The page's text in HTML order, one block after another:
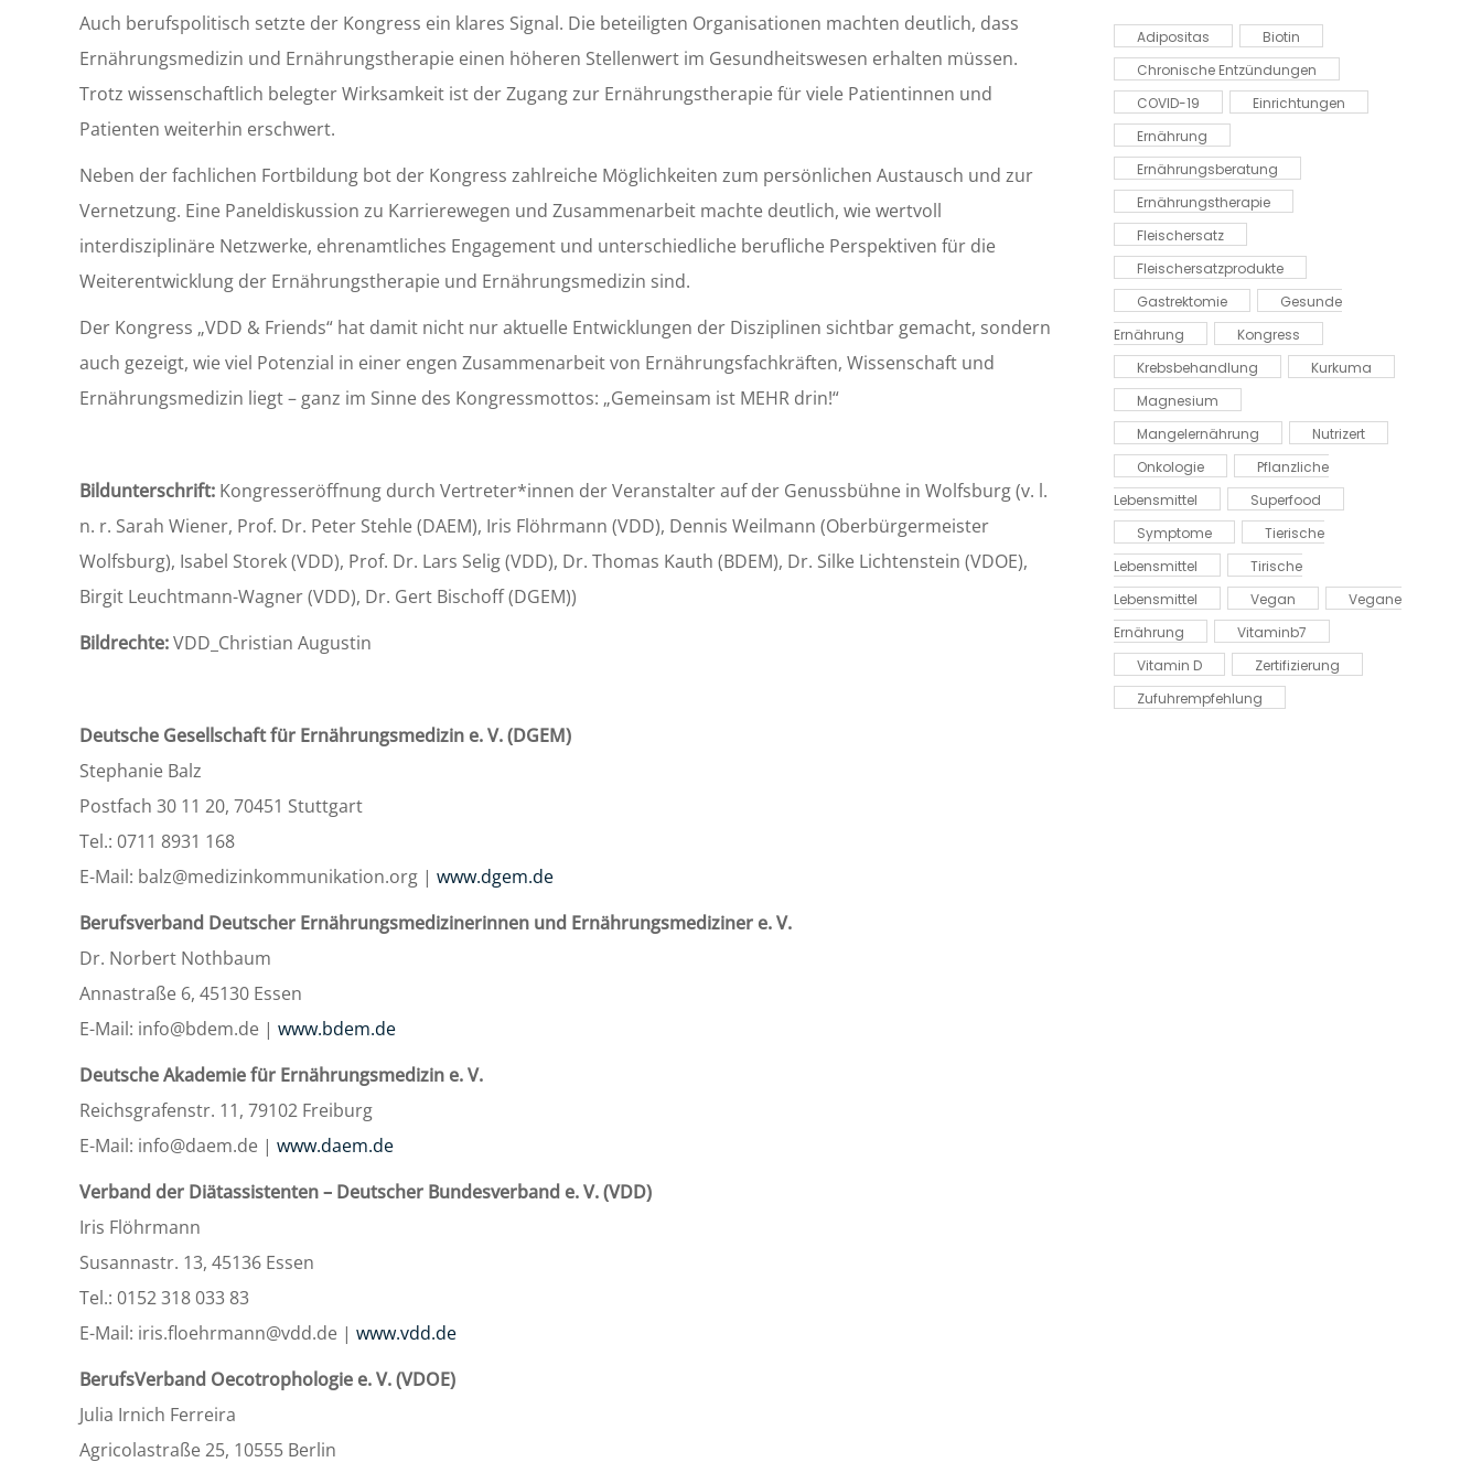
Auch berufspolitisch setzte der Kongress ein klares Signal. Die beteiligten Organisationen machten deutlich, dass
Ernährungsmedizin und Ernährungstherapie einen höheren Stellenwert im Gesundheitswesen erhalten müssen.
Trotz wissenschaftlich belegter Wirksamkeit ist der Zugang zur Ernährungstherapie für viele Patientinnen und
Patienten weiterhin erschwert.
Neben der fachlichen Fortbildung bot der Kongress zahlreiche Möglichkeiten zum persönlichen Austausch und zur
Vernetzung. Eine Paneldiskussion zu Karrierewegen und Zusammenarbeit machte deutlich, wie wertvoll
interdisziplinäre Netzwerke, ehrenamtliches Engagement und unterschiedliche berufliche Perspektiven für die
Weiterentwicklung der Ernährungstherapie und Ernährungsmedizin sind.
Der Kongress „VDD & Friends“ hat damit nicht nur aktuelle Entwicklungen der Disziplinen sichtbar gemacht, sondern
auch gezeigt, wie viel Potenzial in einer engen Zusammenarbeit von Ernährungsfachkräften, Wissenschaft und
Ernährungsmedizin liegt – ganz im Sinne des Kongressmottos: „Gemeinsam ist MEHR drin!“
Bildunterschrift: Kongresseröffnung durch Vertreter*innen der Veranstalter auf der Genussbühne in Wolfsburg (v. l.
n. r. Sarah Wiener, Prof. Dr. Peter Stehle (DAEM), Iris Flöhrmann (VDD), Dennis Weilmann (Oberbürgermeister
Wolfsburg), Isabel Storek (VDD), Prof. Dr. Lars Selig (VDD), Dr. Thomas Kauth (BDEM), Dr. Silke Lichtenstein (VDOE),
Birgit Leuchtmann-Wagner (VDD), Dr. Gert Bischoff (DGEM))
Bildrechte:VDD_Christian Augustin
Deutsche Gesellschaft für Ernährungsmedizin e. V. (DGEM)
Stephanie Balz
Postfach 30 11 20, 70451 Stuttgart
Tel.: 0711 8931 168
E-Mail: balz@medizinkommunikation.org | www.dgem.de
Berufsverband Deutscher Ernährungsmedizinerinnen und Ernährungsmediziner e. V.
Dr. Norbert Nothbaum
Annastraße 6, 45130 Essen
E-Mail: info@bdem.de | www.bdem.de
Deutsche Akademie für Ernährungsmedizin e. V.
Reichsgrafenstr. 11, 79102 Freiburg
E-Mail: info@daem.de | www.daem.de
Verband der Diätassistenten – Deutscher Bundesverband e. V. (VDD)
Iris Flöhrmann
Susannastr. 13, 45136 Essen
Tel.: 0152 318 033 83
E-Mail: iris.floehrmann@vdd.de | www.vdd.de
BerufsVerband Oecotrophologie e. V. (VDOE)
Julia Irnich Ferreira
Agricolastraße 25, 10555 Berlin
Adipositas
Biotin
Chronische Entzündungen
COVID-19
Einrichtungen
Ernährung
Ernährungsberatung
Ernährungstherapie
Fleischersatz
Fleischersatzprodukte
Gastrektomie
Gesunde
Ernährung
Kongress
Krebsbehandlung
Kurkuma
Magnesium
Mangelernährung
Nutrizert
Onkologie
Pflanzliche
Lebensmittel
Superfood
Symptome
Tierische
Lebensmittel
Tirische
Lebensmittel
Vegan
Vegane
Ernährung
Vitaminb7
Vitamin D
Zertifizierung
Zufuhrempfehlung